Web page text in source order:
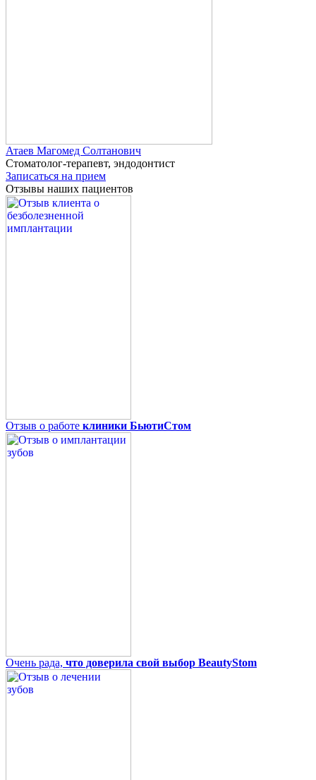
Атаев Магомед Солтанович
Стоматолог-терапевт, эндодонтист
Записаться на прием
Отзывы наших пациентов
Отзыв о работе клиники БьютиСтом
Очень рада, что доверила свой выбор BeautyStom